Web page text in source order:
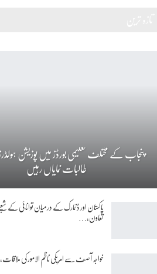
پنجاب کے مختلف تعلیمی بورڈز میں پوزیشن
طالبات نمایاں رہیں
پاکستان اور ڈنمارک کے درمیان توانائی کے
تعاون،…
خواجہ آصف سے امریکی ناظم الامور کی ملاقات،